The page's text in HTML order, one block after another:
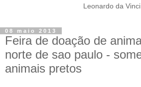
Leonardo da Vinci
08 maio 2013
Feira de doação de
norte de sao paulo -
animais pretos